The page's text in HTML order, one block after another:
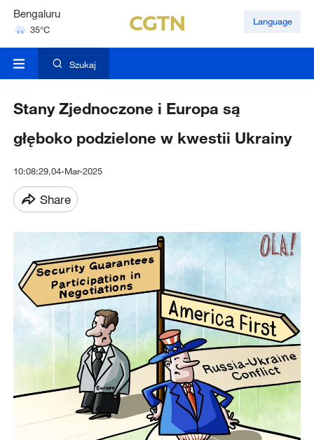
Hyderabad
42°C
Mumbai
Language
Szukaj
Stany Zjednoczone i Europa są
głęboko podzielone w kwestii Ukrainy
10:08:29,04-Mar-2025
Share